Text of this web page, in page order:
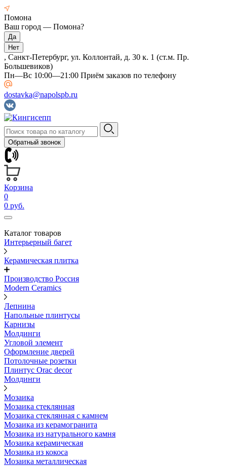
Помона
Ваш город — Помона?
, Санкт-Петербург, ул. Коллонтай, д. 30 к. 1 (ст.м. Пр.
Большевиков)
Пн—Вс 10:00—21:00 Приём заказов по телефону
dostavka@napolspb.ru
Обратный звонок
Корзина
0
0 руб.
Каталог товаров
Интерьерный багет
Керамическая плитка
Производство Россия
Modern Ceramics
Лепнина
Напольные плинтусы
Карнизы
Молдинги
Угловой элемент
Оформление дверей
Потолочные розетки
Плинтус Orac decor
Молдинги
Мозаика
Мозаика стеклянная
Мозаика стеклянная с камнем
Мозаика из керамогранита
Мозаика из натурального камня
Мозаика керамическая
Мозаика из кокоса
Мозаика металлическая